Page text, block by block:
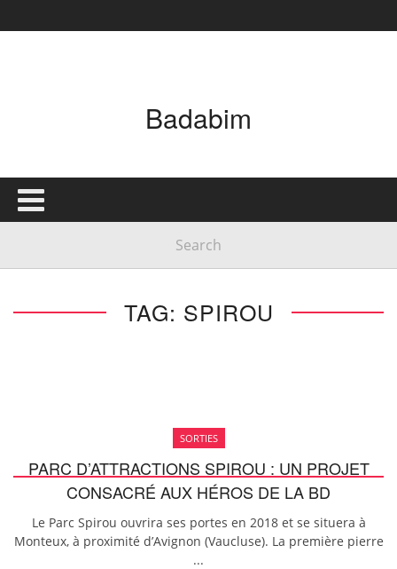
Badabim
TAG: SPIROU
SORTIES
PARC D’ATTRACTIONS SPIROU : UN PROJET
CONSACRÉ AUX HÉROS DE LA BD
Le Parc Spirou ouvrira ses portes en 2018 et se situera à
Monteux, à proximité d’Avignon (Vaucluse). La première pierre
...